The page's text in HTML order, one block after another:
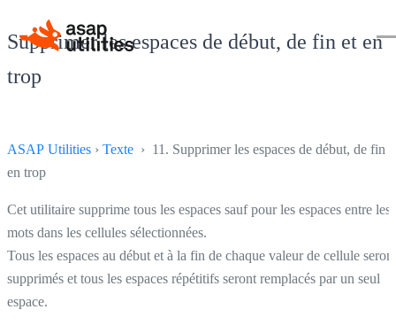
Supprimer les espaces de début, de fin et en
trop
ASAP Utilities › Texte › 11. Supprimer les espaces de début, de fin
en trop
Cet utilitaire supprime tous les espaces sauf pour les espaces entre les
mots dans les cellules sélectionnées.
Tous les espaces au début et à la fin de chaque valeur de cellule seront
supprimés et tous les espaces répétitifs seront remplacés par un seul
espace.